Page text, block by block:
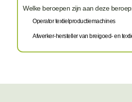
Welke beroepen zijn aan deze
Operator textielproductiemachines
Afwerker-hersteller van breigoed- en